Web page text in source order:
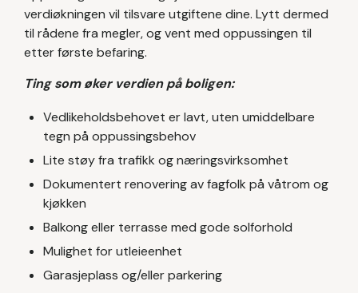
verdiøkningen vil tilsvare utgiftene dine. Lytt dermed
til rådene fra megler, og vent med oppussingen til
etter første befaring.
Ting som øker verdien på boligen:
Vedlikeholdsbehovet er lavt, uten umiddelbare
tegn på oppussingsbehov
Lite støy fra trafikk og næringsvirksomhet
Dokumentert renovering av fagfolk på våtrom og
kjøkken
Balkong eller terrasse med gode solforhold
Mulighet for utleieenhet
Garasjeplass og/eller parkering